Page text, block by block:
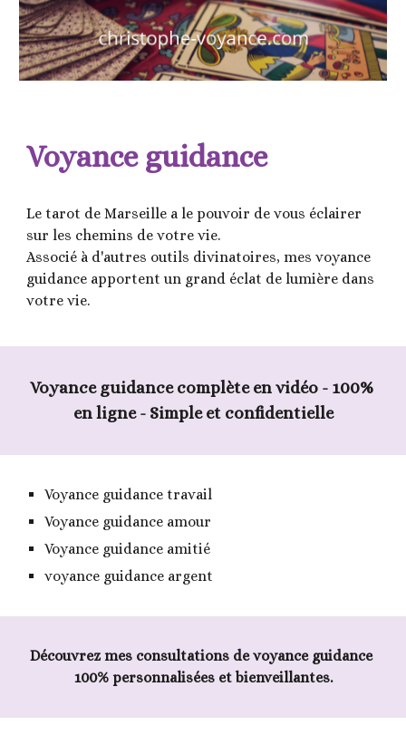
Voyance guidance
Le tarot de Marseille a le pouvoir de vous éclairer
sur les chemins de votre vie.
Associé à d'autres outils divinatoires, mes voyance
guidance apportent un grand éclat de lumière dans
votre vie.
Voyance guidance complète en vidéo - 100%
en ligne - Simple et confidentielle
Voyance guidance travail
Voyance guidance amour
Voyance guidance amitié
voyance guidance argent
Découvrez mes consultations de voyance guidance
100% personnalisées et bienveillantes.